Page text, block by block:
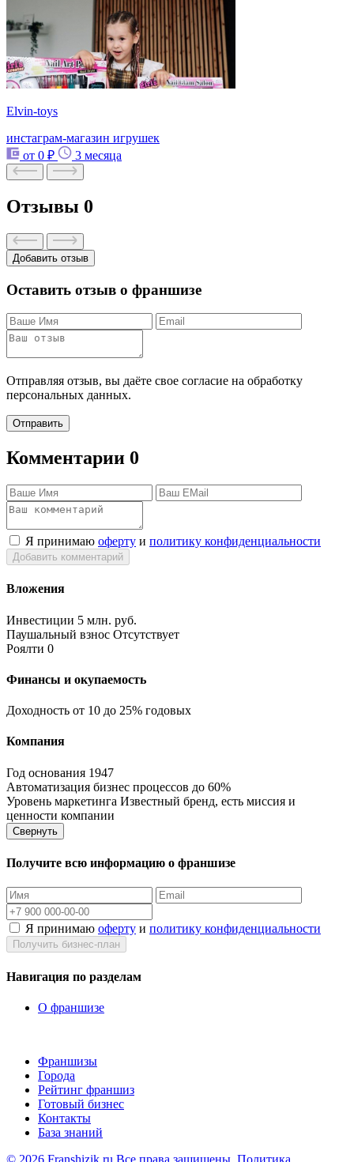
Elvin-toys
инстаграм-магазин игрушек
от 0 ₽
3 месяца
Отзывы 0
Добавить отзыв
Оставить отзыв о франшизе
Отправляя отзыв, вы даёте свое согласие на обработку
персональных данных.
Отправить
Комментарии 0
Я принимаю оферту и политику конфиденциальности
Добавить комментарий
Вложения
Инвестиции 5 млн. руб.
Паушальный взнос Отсутствует
Роялти 0
Финансы и окупаемость
Доходность от 10 до 25% годовых
Компания
Год основания 1947
Автоматизация бизнес процессов до 60%
Уровень маркетинга Известный бренд, есть миссия и
ценности компании
Свернуть
Получите всю информацию о франшизе
Я принимаю оферту и политику конфиденциальности
Получить бизнес-план
Навигация по разделам
О франшизе
Франшизы
Города
Рейтинг франшиз
Готовый бизнес
Контакты
База знаний
© 2026 Franshizik.ru Все права защищены. Политика